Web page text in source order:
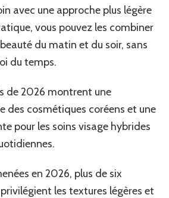
avec une approche plus légère
vous pouvez les combiner
du matin et du soir, sans
du temps.
de 2026 montrent une
des cosmétiques coréens et une
pour les soins visage hybrides
en 2026, plus de six
les textures légères et